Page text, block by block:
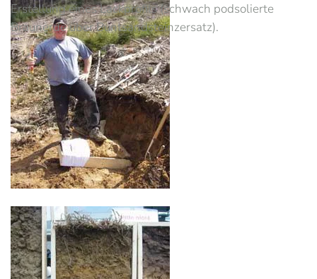
Erstellung eines Lackprofils (schwach podsolierte
Braunerde über Buntsandsteinzersatz).